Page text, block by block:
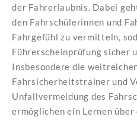
der Fahrerlaubnis. Dabei
den Fahrschülerinnen und
Fahrgefühl zu vermitteln,
Führerscheinprüfung sicher
Insbesondere die
Fahrsicherheitstrainer und
Unfallvermeidung des
ermöglichen ein Lernen